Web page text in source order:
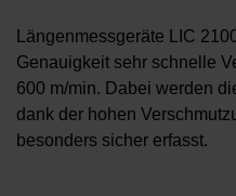
Längenmessgeräte LIC
Genauigkeit sehr schnelle
600 m/min. Dabei werden
dank der hohen
besonders sicher erfasst.